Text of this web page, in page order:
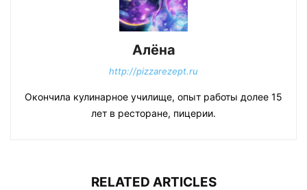
Алёна
http://pizzarezept.ru
Окончила кулинарное училище, опыт работы долее 15
лет в ресторане, пицерии.
RELATED ARTICLES